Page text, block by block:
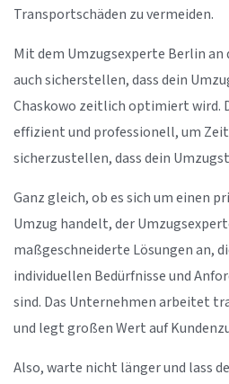
Transportschäden zu vermeiden.
Mit dem Umzugsexperte Berlin an
auch sicherstellen, dass dein
Chaskowo zeitlich optimiert wird.
effizient und professionell, um Zeit
sicherzustellen, dass dein
Ganz gleich, ob es sich um einen
Umzug handelt, der
maßgeschneiderte Lösungen an,
individuellen Bedürfnisse und
sind. Das Unternehmen arbeitet
und legt großen Wert auf
Also, warte nicht länger und lass